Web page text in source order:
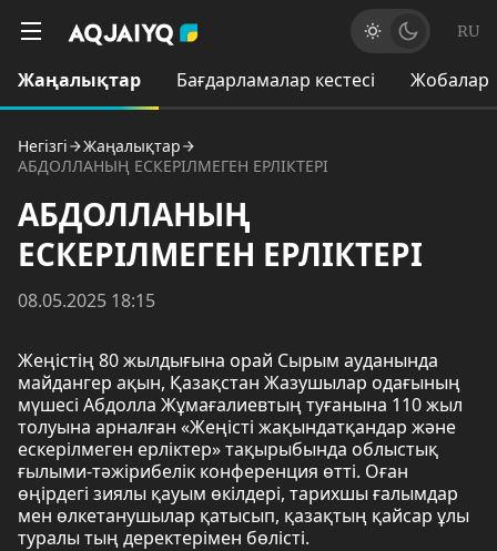
RU
Жаңалықтар Бағдарламалар кестесі Жобалар
Негізгі
Жаңалықтар
АБДОЛЛАНЫҢ ЕСКЕРІЛМЕГЕН ЕРЛІКТЕРІ
АБДОЛЛАНЫҢ
ЕСКЕРІЛМЕГЕН ЕРЛІКТЕРІ
08.05.2025 18:15
Жеңістің 80 жылдығына орай Сырым ауданында
майдангер ақын, Қазақстан Жазушылар одағының
мүшесі Абдолла Жұмағалиевтың туғанына 110 жыл
толуына арналған «Жеңісті жақындатқандар және
ескерілмеген ерліктер» тақырыбында облыстық
ғылыми-тәжірибелік конференция өтті. Оған
өңірдегі зиялы қауым өкілдері, тарихшы ғалымдар
мен өлкетанушылар қатысып, қазақтың қайсар ұлы
туралы тың деректерімен бөлісті.